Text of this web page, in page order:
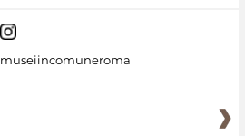
museiincomuneroma